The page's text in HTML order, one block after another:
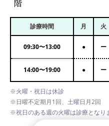
階
診療時間 月 火
09:30〜13:00 ● ー
14:00〜19:00 ● ー
※火曜・祝日は休診
※日曜不定期月1回、土曜日月2回
※祝日のある週の火曜は診療となり